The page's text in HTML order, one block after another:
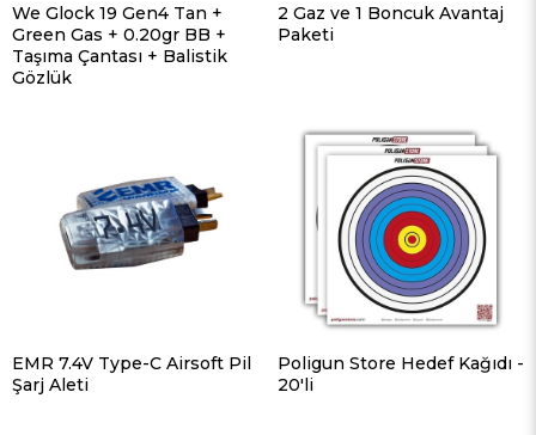
We Glock 19 Gen4 Tan +
Green Gas + 0.20gr BB +
Taşıma Çantası + Balistik
Gözlük
2 Gaz ve 1 Boncuk Avantaj
Paketi
EMR 7.4V Type-C Airsoft Pil
Şarj Aleti
Poligun Store Hedef Kağıdı -
20'li